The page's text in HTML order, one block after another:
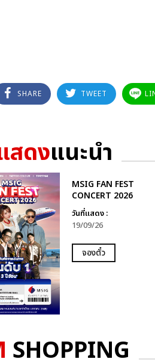
SHARE TWEET
สดงแนะนำ
MSIG FAN FEST
CONCERT 2026
วันที่แสดง :
19/09/26
จองตั๋ว
SHOPPING